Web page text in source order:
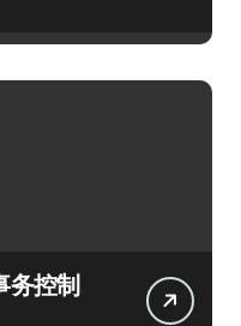
务控制